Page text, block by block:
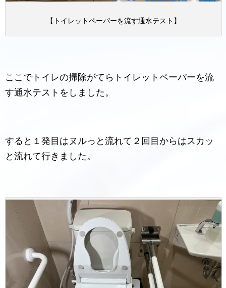
【トイレットペーパーを流す通水テスト】
ここでトイレの掃除がてらトイレットペーパーを流
す通水テストをしました。
すると１発目はヌルっと流れて２回目からはスカッ
と流れて行きました。